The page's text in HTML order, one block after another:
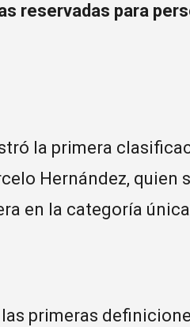
reservadas para
la primera
Hernández, quien
en la categoría
primeras